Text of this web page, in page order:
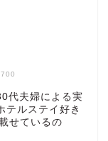
代夫婦による実
テルステイ好き
せているの